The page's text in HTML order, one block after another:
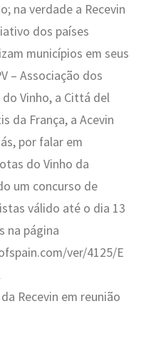
na verdade a Recevin
dos países
municípios em seus
– Associação dos
Vinho, a Cittá del
da França, a Acevin
por falar em
do Vinho da
um concurso de
válido até o dia 13
na página
ver/4125/E
Recevin em reunião